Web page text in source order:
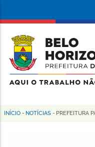
conteúdo
principal
da
Prefeitura
de
Horizonte
Trilha
INÍCIO - NOTÍCIAS - PREFEITURA